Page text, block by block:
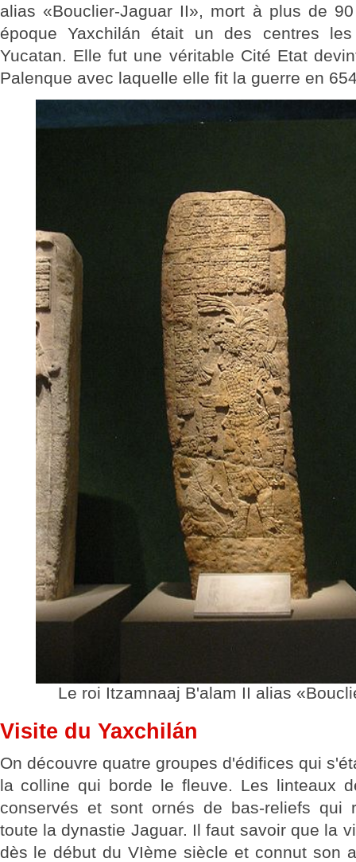
alias «Bouclier-Jaguar II», mort à plus de
époque Yaxchilán était un des centres
Yucatan. Elle fut une véritable Cité Etat
Palenque avec laquelle elle fit la guerre en
Le roi Itzamnaaj B'alam II alias
Visite du Yaxchilán
On découvre quatre groupes d'édifices qui
la colline qui borde le fleuve. Les linteaux
conservés et sont ornés de bas-reliefs qui
toute la dynastie Jaguar. Il faut savoir que la
dès le début du VIème siècle et connut son